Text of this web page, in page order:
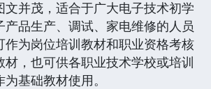
文并茂，适合于广大电子技术初学
产品生产、调试、家电维修的人员
作为岗位培训教材和职业资格考核
材，也可供各职业技术学校或培训
基础教材使用。